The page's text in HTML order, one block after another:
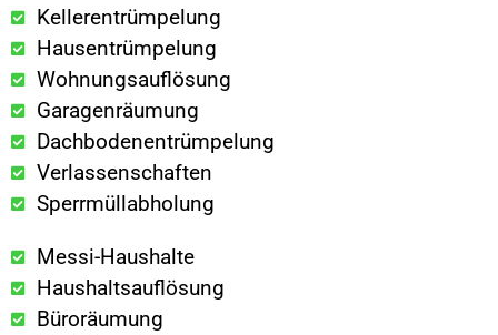
Kellerentrümpelung
Hausentrümpelung
Wohnungsauflösung
Garagenräumung
Dachbodenentrümpelung
Verlassenschaften
Sperrmüllabholung
Messi-Haushalte
Haushaltsauflösung
Büroräumung